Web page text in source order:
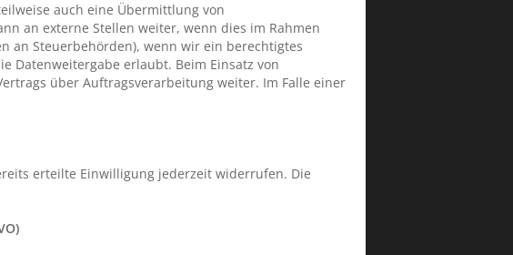
auch eine Übermittlung von
an externe Stellen weiter, wenn dies im Rahmen
an Steuerbehörden), wenn wir ein berechtigtes
Datenweitergabe erlaubt. Beim Einsatz von
über Auftragsverarbeitung weiter. Im Falle einer
erteilte Einwilligung jederzeit widerrufen. Die